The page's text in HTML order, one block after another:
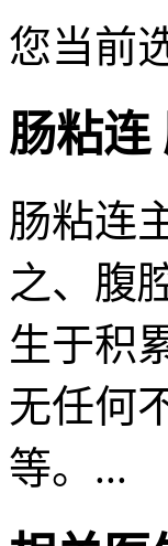
您当前
肠粘连
肠粘连
之、腹
生于积
无任何
等。...